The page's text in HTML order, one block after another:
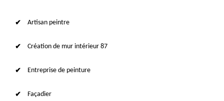
Artisan peintre
Création de mur intérieur 87
Entreprise de peinture
Façadier